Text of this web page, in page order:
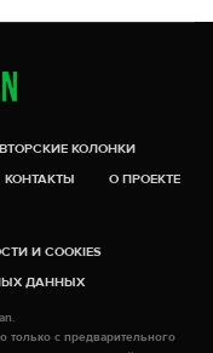
КОЛОНКИ
КОНТАКТЫ
О ПРОЕКТЕ
И COOKIES
ДАННЫХ
только с предварительного